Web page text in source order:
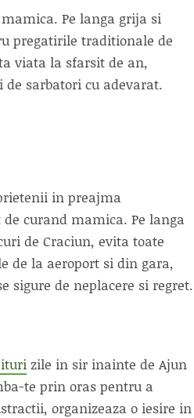
Pe langa grija si
pregatirile traditionale de
viata la sfarsit de an,
sarbatori cu adevarat.
in preajma
curand mamica. Pe langa
de Craciun, evita toate
de la aeroport si din gara,
sigure de neplacere si regret.
zile in sir inainte de Ajun
te prin oras pentru a
organizeaza o iesire in